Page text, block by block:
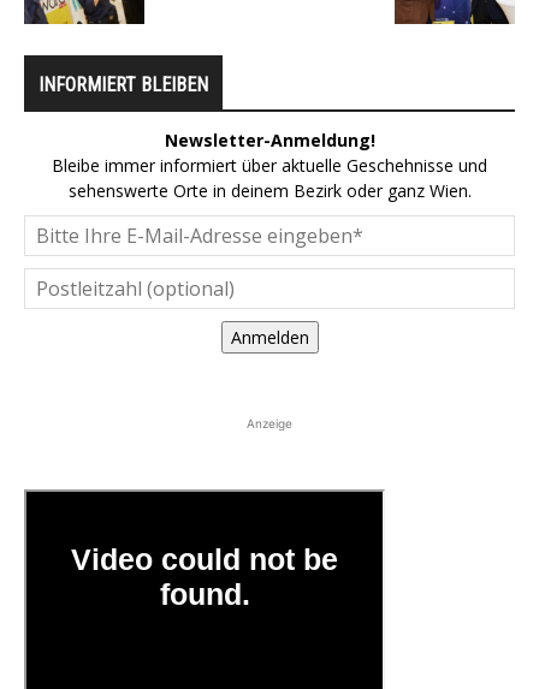
INFORMIERT BLEIBEN
Newsletter-Anmeldung!
Bleibe immer informiert über aktuelle Geschehnisse und
sehenswerte Orte in deinem Bezirk oder ganz Wien.
Anmelden
Anzeige